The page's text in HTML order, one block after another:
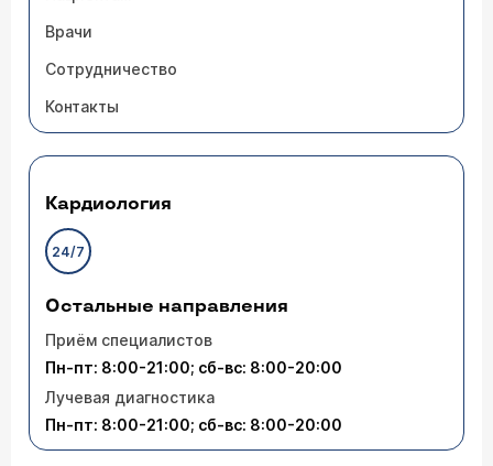
Врачи
Сотрудничество
Контакты
Кардиология
24/7
Остальные направления
Приём специалистов
Пн-пт: 8:00-21:00; сб-вс: 8:00-20:00
Лучевая диагностика
Пн-пт: 8:00-21:00; сб-вс: 8:00-20:00